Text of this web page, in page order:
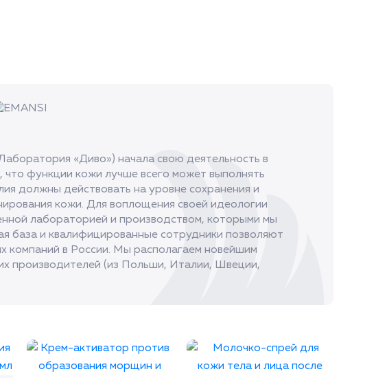
«Диво») начала свою деятельность в
что функции кожи лучше всего может выполнять
должны действовать на уровне сохранения и
кожи. Для воплощения своей идеологии
лабораторией и производством, которыми мы
база и квалифицированные сотрудники позволяют
компаний в России. Мы располагаем новейшим
производителей (из Польши, Италии, Швеции,